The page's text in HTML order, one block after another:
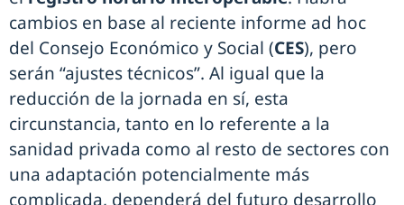
cambios en base al reciente informe ad hoc
del Consejo Económico y Social (CES), pero
serán “ajustes técnicos”. Al igual que la
reducción de la jornada en sí, esta
circunstancia, tanto en lo referente a la
sanidad privada como al resto de sectores con
una adaptación potencialmente más
complicada, dependerá del futuro desarrollo